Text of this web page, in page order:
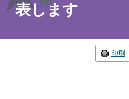
表します
印刷